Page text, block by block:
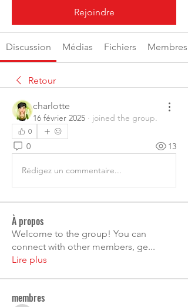
Rejoindre
Discussion Médias Fichiers Membres
Retour
charlotte
16 février 2025 · joined the group.
0
0 13
Rédigez un commentaire...
À propos
Welcome to the group! You can
connect with other members, ge...
Lire plus
membres